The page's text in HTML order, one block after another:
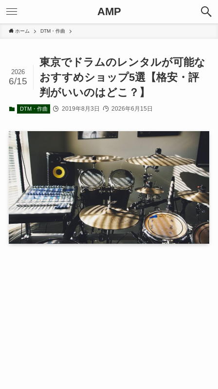
AMP
ホーム DTM・作曲
東京でドラムのレンタルが可能な
おすすめショップ5選【格安・評
判がいいのはどこ？】
2026
6/15
DTM・作曲 2019年8月3日 2026年6月15日